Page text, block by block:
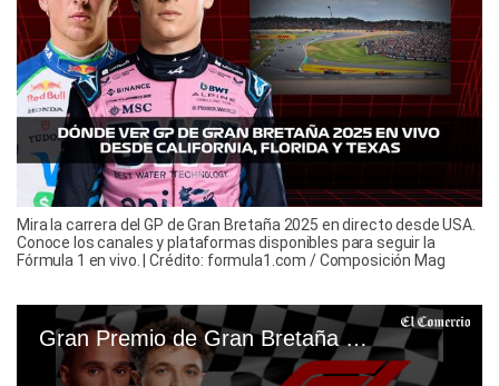
Mira la carrera del GP de Gran Bretaña 2025 en directo desde USA.
Conoce los canales y plataformas disponibles para seguir la
Fórmula 1 en vivo. | Crédito: formula1.com / Composición Mag
Gran Premio de Gran Bretaña 2025 | Fórmula 1